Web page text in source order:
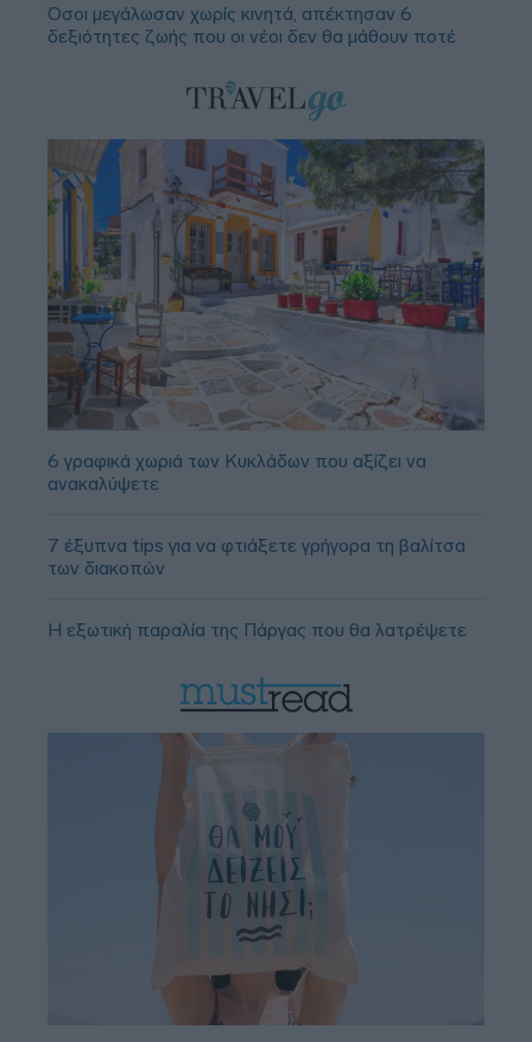
Όσοι μεγάλωσαν χωρίς κινητά, απέκτησαν 6
δεξιότητες ζωής που οι νέοι δεν θα μάθουν ποτέ
6 γραφικά χωριά των Κυκλάδων που αξίζει να
ανακαλύψετε
7 έξυπνα tips για να φτιάξετε γρήγορα τη βαλίτσα
των διακοπών
Η εξωτική παραλία της Πάργας που θα λατρέψετε